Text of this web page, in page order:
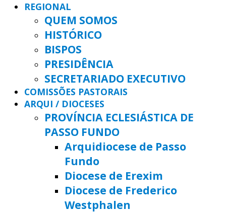
REGIONAL
QUEM SOMOS
HISTÓRICO
BISPOS
PRESIDÊNCIA
SECRETARIADO EXECUTIVO
COMISSÕES PASTORAIS
ARQUI / DIOCESES
PROVÍNCIA ECLESIÁSTICA DE
PASSO FUNDO
Arquidiocese de Passo
Fundo
Diocese de Erexim
Diocese de Frederico
Westphalen